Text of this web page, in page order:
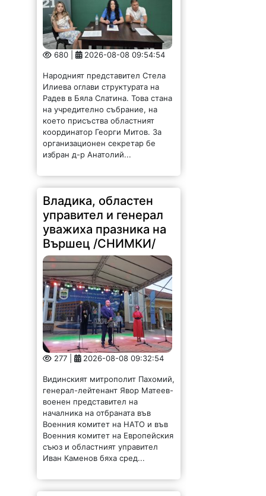
680 | 2026-08-08 09:54:54
Народният представител Стела
Илиева оглави структурата на
Радев в Бяла Слатина. Това стана
на учредително събрание, на
което присъства областният
координатор Георги Митов. За
организационен секретар бе
избран д-р Анатолий...
Владика, областен
управител и генерал
уважиха празника на
Вършец /СНИМКИ/
277 | 2026-08-08 09:32:54
Видинският митрополит Пахомий,
генерал-лейтенант Явор Матеев-
военен представител на
началника на отбраната във
Военния комитет на НАТО и във
Военния комитет на Европейския
съюз и областният управител
Иван Каменов бяха сред...